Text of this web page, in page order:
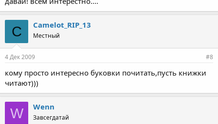
C Camelot_RIP_13
Местный
4 Дек 2009 #8
кому просто интересно буковки почитать,пусть книжки
читают)))
W Wenn
Завсегдатай